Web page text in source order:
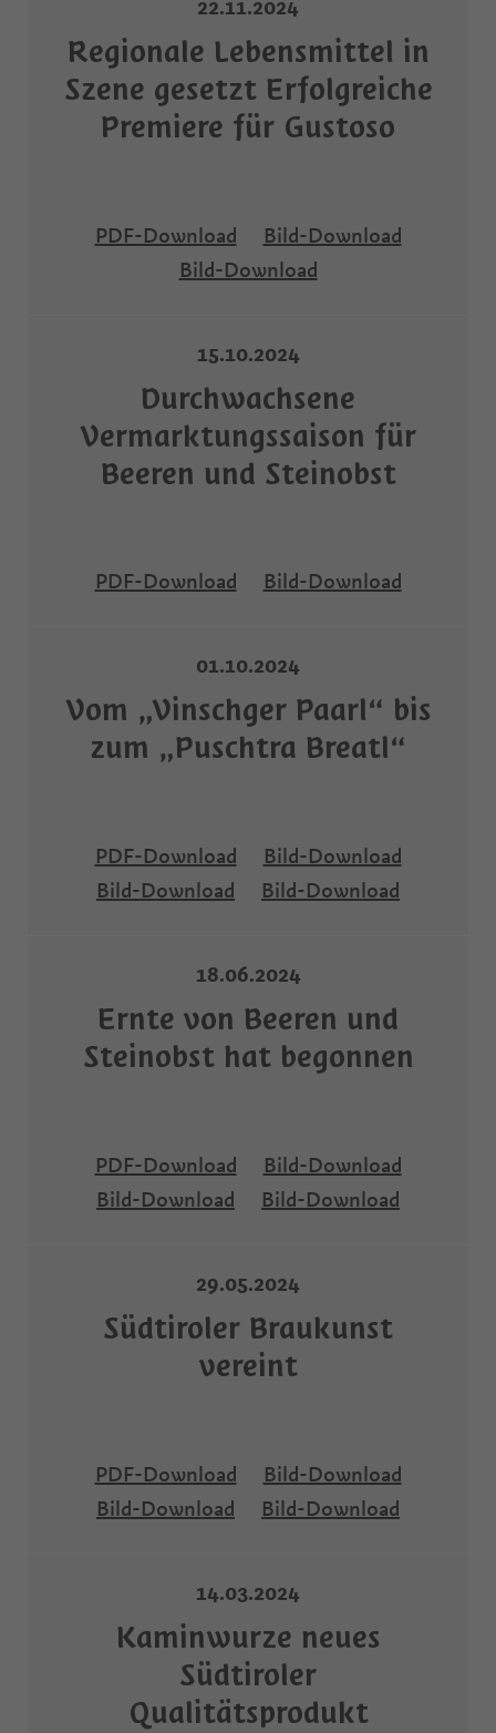
22.11.2024
Regionale Lebensmittel in
Szene gesetzt Erfolgreiche
Premiere für Gustoso
PDF-Download
Bild-Download
Bild-Download
15.10.2024
Durchwachsene
Vermarktungssaison für
Beeren und Steinobst
PDF-Download Bild-Download
01.10.2024
Vom „Vinschger Paarl“ bis
zum „Puschtra Breatl“
PDF-Download
Bild-Download
Bild-Download
Bild-Download
18.06.2024
Ernte von Beeren und
Steinobst hat begonnen
PDF-Download
Bild-Download
Bild-Download
Bild-Download
29.05.2024
Südtiroler Braukunst
vereint
PDF-Download
Bild-Download
Bild-Download
Bild-Download
14.03.2024
Kaminwurze neues
Südtiroler
Qualitätsprodukt